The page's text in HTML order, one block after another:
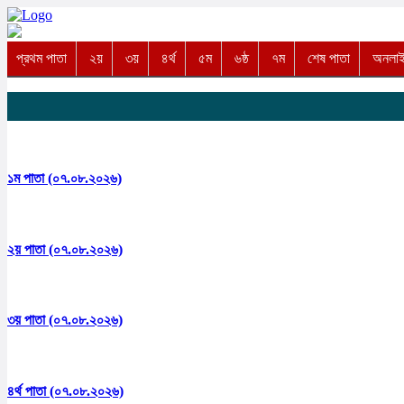
প্রথম পাতা ২য় ৩য় ৪র্থ ৫ম ৬ষ্ঠ ৭ম শেষ পাতা
১ম পাতা (০৭.০৮.২০২৬)
২য় পাতা (০৭.০৮.২০২৬)
৩য় পাতা (০৭.০৮.২০২৬)
৪র্থ পাতা (০৭.০৮.২০২৬)